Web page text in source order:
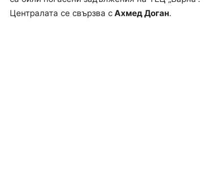
Централата се свързва с Ахмед Доган.